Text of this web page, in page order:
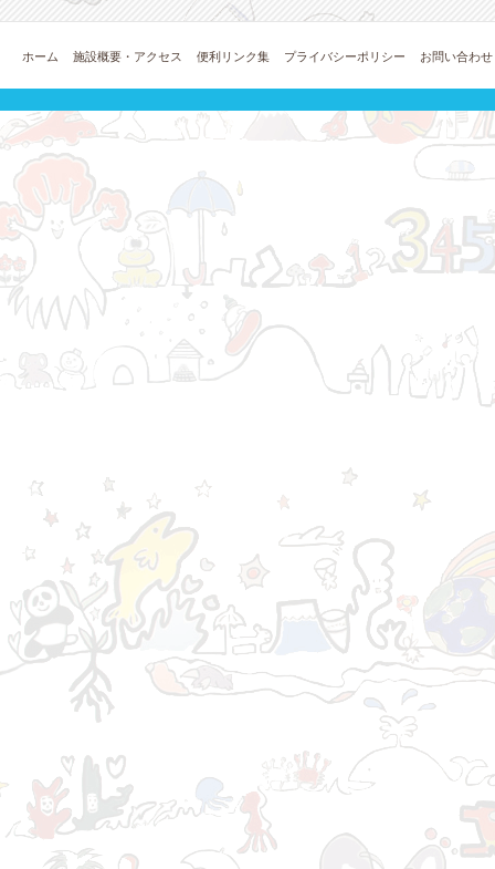
ホーム 施設概要・アクセス 便利リンク集 プライバシーポリシー お問い合わせ